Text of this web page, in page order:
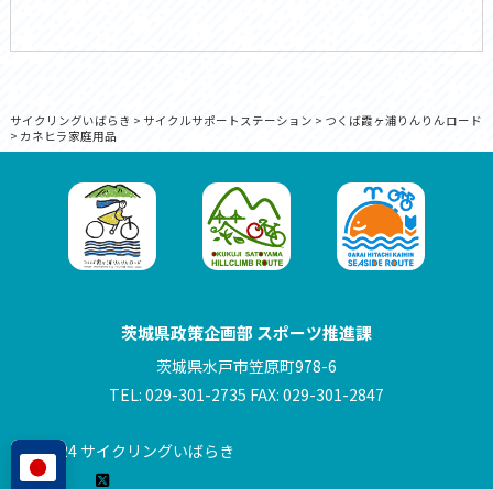
サイクリングいばらき > サイクルサポートステーション > つくば霞ヶ浦りんりんロード
> カネヒラ家庭用品
茨城県政策企画部 スポーツ推進課
茨城県水戸市笠原町978-6
TEL: 029-301-2735 FAX: 029-301-2847
© 2024 サイクリングいばらき